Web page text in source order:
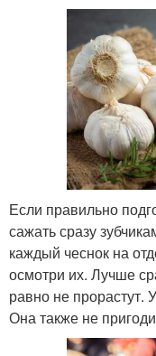
Если правильно
сажать сразу
каждый чеснок на
осмотри их. Лучше
равно не
Она также не